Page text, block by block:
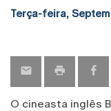
Terça-feira,
O cineasta inglês